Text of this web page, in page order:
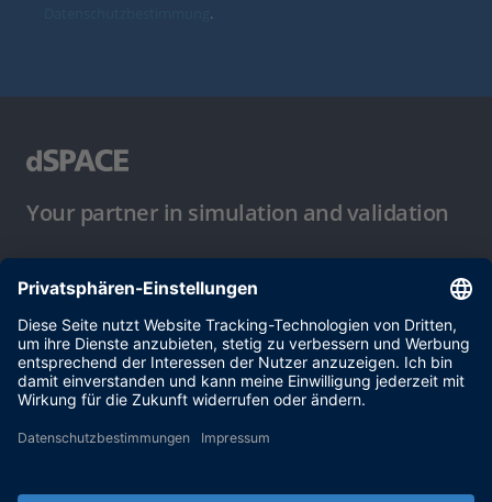
.
Your partner in simulation and validation
Nutzungsbedingungen
Datenschutzbestimmung
Impressum & Allgemeine
Geschäftsbedingungen